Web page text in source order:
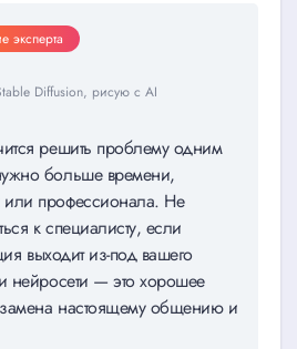
эксперта
Diffusion, рисую с AI
решить проблему одним
больше времени,
профессионала. Не
к специалисту, если
выходит из-под вашего
нейросети — это хорошее
настоящему общению и